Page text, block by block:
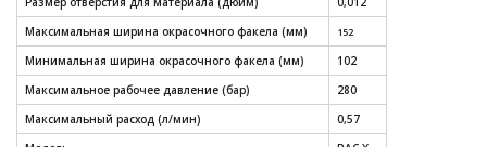
Максимальная ширина окрасочного факела (мм)
152
Минимальная ширина окрасочного факела (мм)
102
Максимальное рабочее давление (бар)
280
Максимальный расход (л/мин)
0,57
Модель
RAC X